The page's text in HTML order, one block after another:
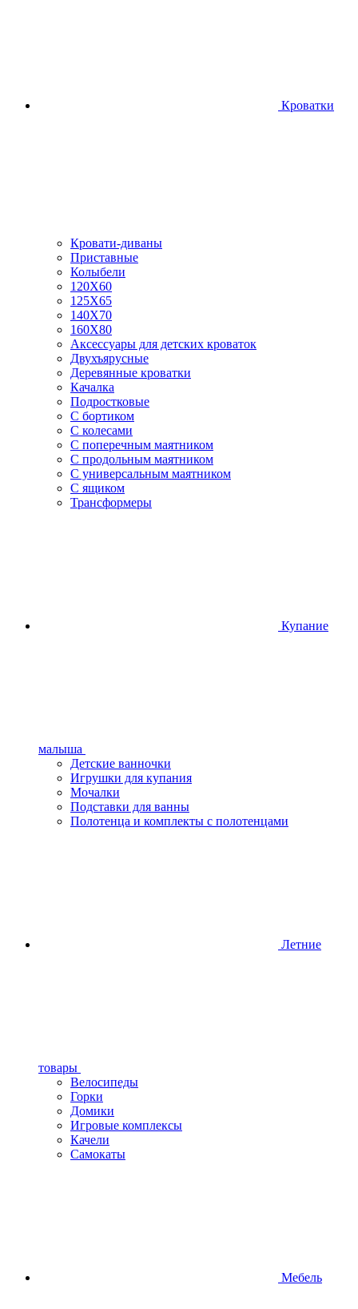
Кроватки
Кровати-диваны
Приставные
Колыбели
120Х60
125X65
140Х70
160Х80
Аксессуары для детских кроваток
Двухъярусные
Деревянные кроватки
Качалка
Подростковые
С бортиком
С колесами
С поперечным маятником
С продольным маятником
С универсальным маятником
С ящиком
Трансформеры
Купание
малыша
Детские ванночки
Игрушки для купания
Мочалки
Подставки для ванны
Полотенца и комплекты с полотенцами
Летние
товары
Велосипеды
Горки
Домики
Игровые комплексы
Качели
Самокаты
Мебель